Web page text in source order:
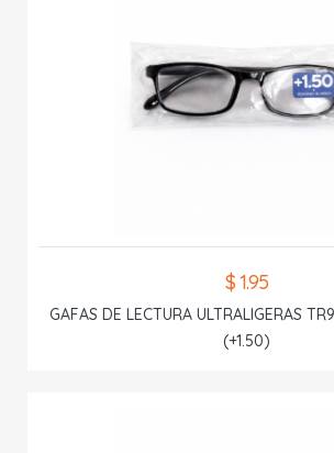
$ 1.95
GAFAS DE LECTURA ULTRALIGERAS
(+1.50)